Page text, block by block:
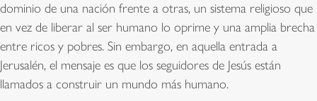
dominio de una nación frente a otras, un sistema religioso que
en vez de liberar al ser humano lo oprime y una amplia brecha
entre ricos y pobres. Sin embargo, en aquella entrada a
Jerusalén, el mensaje es que los seguidores de Jesús están
llamados a construir un mundo más humano.